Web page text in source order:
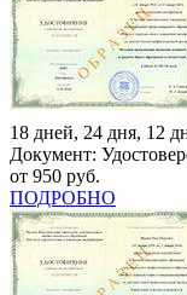
18 дней, 24 дня, 12
Документ:
от 950 руб.
ПОДРОБНО